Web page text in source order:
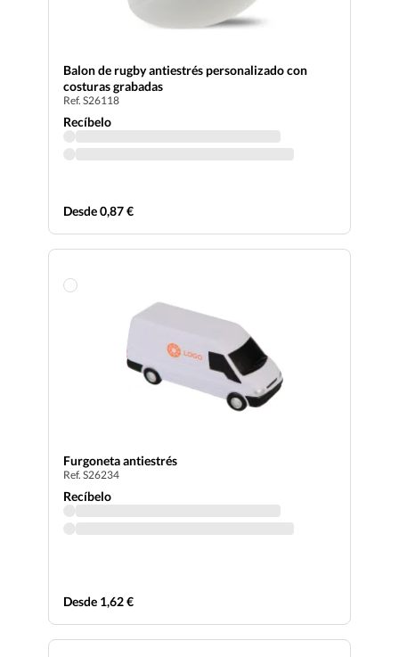
Balon de rugby antiestrés personalizado con
costuras grabadas
Ref. S26118
Recíbelo
Desde 0,87 €
Furgoneta antiestrés
Ref. S26234
Recíbelo
Desde 1,62 €